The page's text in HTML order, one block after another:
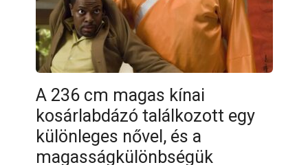
A 236 cm magas kínai
kosárlabdázó találkozott egy
különleges nővel, és a
magasságkülönbségük